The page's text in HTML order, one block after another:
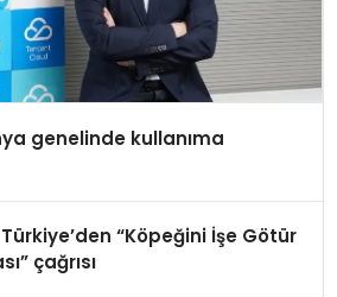
genelinde kullanıma
“Köpeğini İşe Götür
çağrısı